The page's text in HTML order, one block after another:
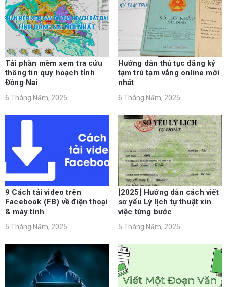
Tải phần mềm xem tra cứu
thông tin quy hoạch tỉnh
Đồng Nai
6 Tháng Năm, 2025
Hướng dẫn thủ tục đăng ký
tạm trú tạm vắng online mới
nhất
6 Tháng Năm, 2025
9 Cách tải video trên
Facebook (FB) về điện thoại
& máy tính
5 Tháng Năm, 2025
[2025] Hướng dẫn cách viết
sơ yếu Lý lịch tự thuật xin
việc từng bước
5 Tháng Năm, 2025